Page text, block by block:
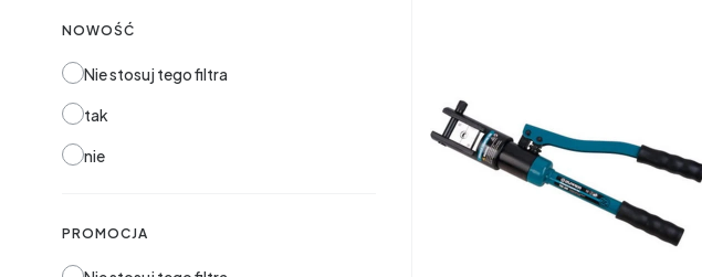
NOWOŚĆ
Nie stosuj tego filtra
tak
nie
PROMOCJA